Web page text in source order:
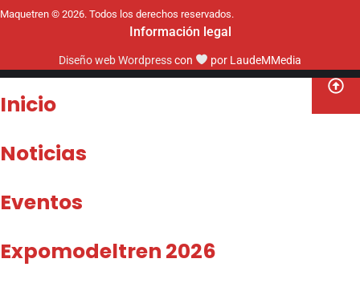
Maquetren © 2026. Todos los derechos reservados.
Información legal
Diseño web Wordpresscon por LaudeMMedia
Inicio
Noticias
Eventos
Expomodeltren 2026